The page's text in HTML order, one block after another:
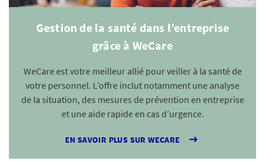
Gestion de la santé dans l’entreprise
grâce à WeCare
WeCare est votre meilleur allié pour veiller à la santé de
votre personnel. L’offre inclut notamment une analyse
de la situation, des mesures de prévention en entreprise
et une aide rapide en cas d’urgence.
EN SAVOIR PLUS SUR WECARE